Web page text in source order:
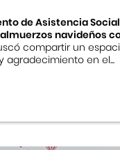
de Asistencia
navideños
compartir un
agradecimiento en el...